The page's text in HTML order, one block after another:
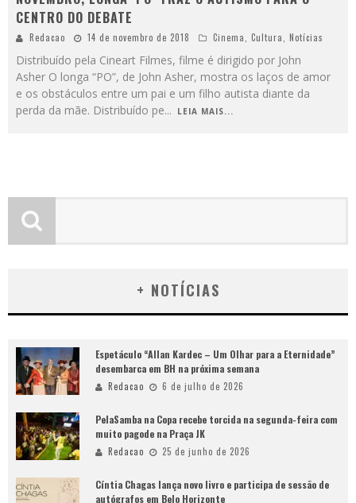
CENTRO DO DEBATE
Redacao 14 de novembro de 2018 Cinema Cultura Notícias
Distribuído pela Cineart Filmes, filme é dirigido por John
Asher O longa “PO”, de John Asher, mostra os laços de amor
e os obstáculos entre um pai e um filho autista diante da
perda da mãe. Distribuído pe... LEIA MAIS...
+ NOTÍCIAS
Espetáculo “Allan Kardec – Um Olhar para a Eternidade”
desembarca em BH na próxima semana
Redacao 6 de julho de 2026
PelaSamba na Copa recebe torcida na segunda-feira com
muito pagode na Praça JK
Redacao 25 de junho de 2026
Cíntia Chagas lança novo livro e participa de sessão de
autógrafos em Belo Horizonte